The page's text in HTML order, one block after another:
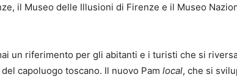
il Museo delle Illusioni di Firenze e il Museo
un riferimento per gli abitanti e i turisti che si
capoluogo toscano. Il nuovo Pam local, che si